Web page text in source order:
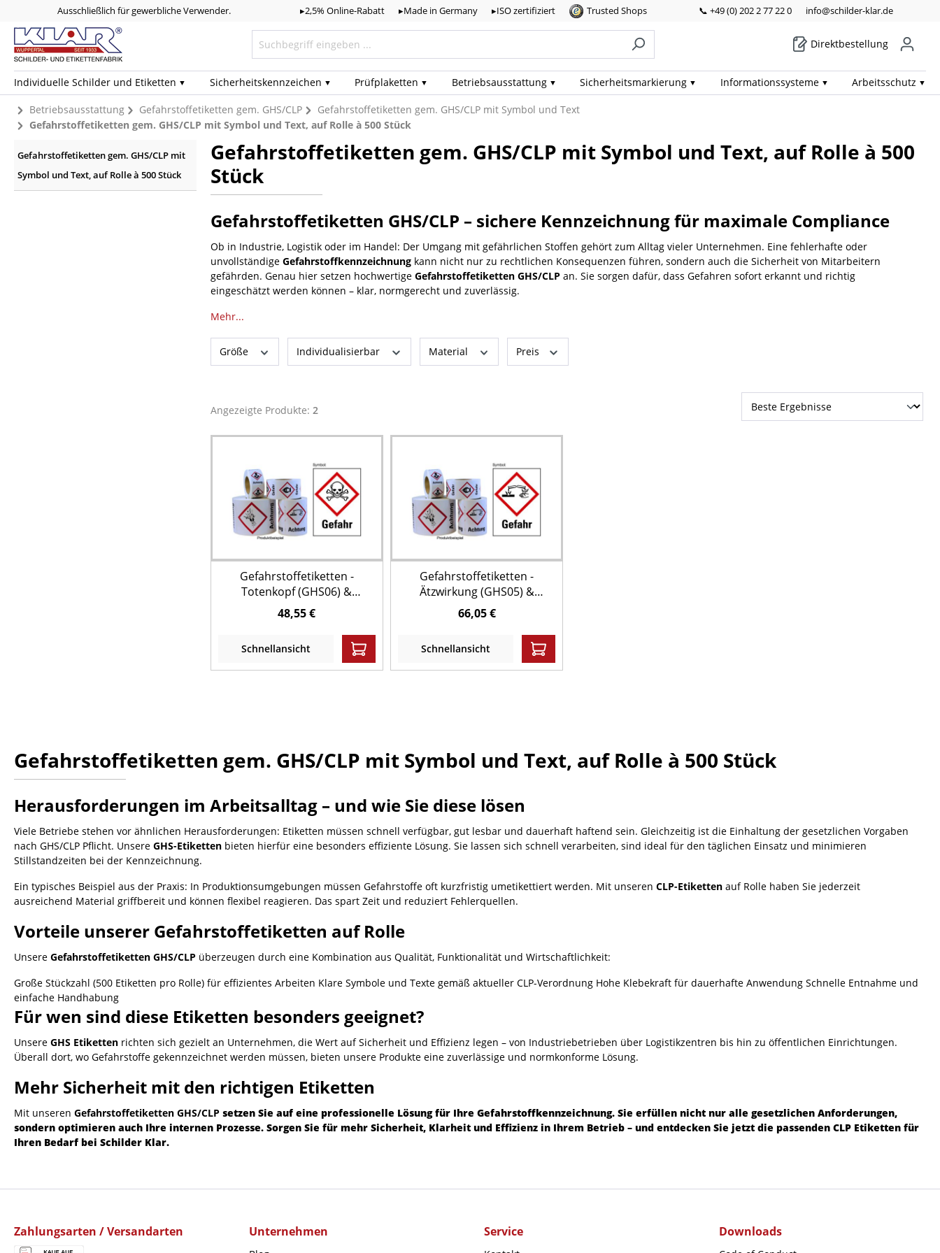
Ausschließlich für gewerbliche Verwender. ▸2,5% Online-Rabatt ▸Made in Germany ▸ISO zertifiziert Trusted Shops 📞 +49 (0) 202 2 77 22 0 info@schilder-klar.de
Direktbestellung
Individuelle Schilder und Etiketten Sicherheits­kennzeichen Prüf­plaketten Betriebs­ausstattung Sicherheits­markierung Informations­systeme Arbeits­schutz
Betriebsausstattung Gefahrstoffetiketten gem. GHS/CLP
Gefahrstoffetiketten gem. GHS/CLP mit Symbol und Text
Gefahrstoffetiketten gem. GHS/CLP mit Symbol und Text, auf Rolle à 500 Stück
Gefahrstoffetiketten gem. GHS/CLP mit
Symbol und Text, auf Rolle à 500 Stück
Gefahrstoffetiketten gem. GHS/CLP mit Symbol und Text, auf Rolle à 500
Stück
Gefahrstoffetiketten GHS/CLP – sichere Kennzeichnung für maximale Compliance
Ob in Industrie, Logistik oder im Handel: Der Umgang mit gefährlichen Stoffen gehört zum Alltag vieler Unternehmen. Eine fehlerhafte oder
unvollständige Gefahrstoffkennzeichnungkann nicht nur zu rechtlichen Konsequenzen führen, sondern auch die Sicherheit von Mitarbeitern
gefährden. Genau hier setzen hochwertige Gefahrstoffetiketten GHS/CLP an. Sie sorgen dafür, dass Gefahren sofort erkannt und richtig
eingeschätzt werden können – klar, normgerecht und zuverlässig.
Mehr...
Größe Individualisierbar Material Preis
Angezeigte Produkte: 2
Gefahrstoffetiketten -
Totenkopf (GHS06) &
Signalwort "Gefahr" - Rolle à
500 Stück
48,55 €
Schnellansicht
Gefahrstoffetiketten -
Ätzwirkung (GHS05) &
Signalwort "Gefahr" - Rolle à
500 Stück
66,05 €
Schnellansicht
Gefahrstoffetiketten gem. GHS/CLP mit Symbol und Text, auf Rolle à 500 Stück
Herausforderungen im Arbeitsalltag – und wie Sie diese lösen
Viele Betriebe stehen vor ähnlichen Herausforderungen: Etiketten müssen schnell verfügbar, gut lesbar und dauerhaft haftend sein. Gleichzeitig ist die Einhaltung der gesetzlichen Vorgaben
nach GHS/CLP Pflicht. Unsere GHS-Etiketten bieten hierfür eine besonders effiziente Lösung. Sie lassen sich schnell verarbeiten, sind ideal für den täglichen Einsatz und minimieren
Stillstandzeiten bei der Kennzeichnung.
Ein typisches Beispiel aus der Praxis: In Produktionsumgebungen müssen Gefahrstoffe oft kurzfristig umetikettiert werden. Mit unseren CLP-Etiketten auf Rolle haben Sie jederzeit
ausreichend Material griffbereit und können flexibel reagieren. Das spart Zeit und reduziert Fehlerquellen.
Vorteile unserer Gefahrstoffetiketten auf Rolle
Unsere Gefahrstoffetiketten GHS/CLP überzeugen durch eine Kombination aus Qualität, Funktionalität und Wirtschaftlichkeit:
Große Stückzahl (500 Etiketten pro Rolle) für effizientes Arbeiten Klare Symbole und Texte gemäß aktueller CLP-Verordnung Hohe Klebekraft für dauerhafte Anwendung Schnelle Entnahme und
einfache Handhabung
Für wen sind diese Etiketten besonders geeignet?
Unsere GHS Etiketten richten sich gezielt an Unternehmen, die Wert auf Sicherheit und Effizienz legen – von Industriebetrieben über Logistikzentren bis hin zu öffentlichen Einrichtungen.
Überall dort, wo Gefahrstoffe gekennzeichnet werden müssen, bieten unsere Produkte eine zuverlässige und normkonforme Lösung.
Mehr Sicherheit mit den richtigen Etiketten
Mit unseren Gefahrstoffetiketten GHS/CLP setzen Sie auf eine professionelle Lösung für Ihre Gefahrstoffkennzeichnung. Sie erfüllen nicht nur alle gesetzlichen Anforderungen,
sondern optimieren auch Ihre internen Prozesse. Sorgen Sie für mehr Sicherheit, Klarheit und Effizienz in Ihrem Betrieb – und entdecken Sie jetzt die passenden CLP Etiketten für
Ihren Bedarf bei Schilder Klar.
Zahlungsarten / Versandarten Unternehmen Service Downloads